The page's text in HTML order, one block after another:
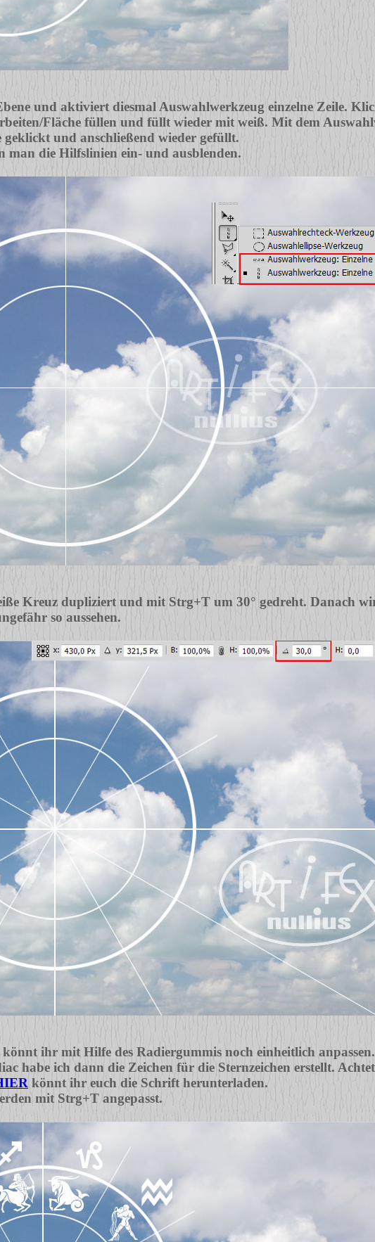
und aktiviert diesmal Auswahlwerkzeug einzelne Zeile.
Fläche füllen und füllt wieder mit weiß. Mit dem
geklickt und anschließend wieder gefüllt.
die Hilfslinien ein- und ausblenden.
Kreuz dupliziert und mit Strg+T um 30° gedreht. Danach
so aussehen.
ihr mit Hilfe des Radiergummis noch einheitlich anpassen.
habe ich dann die Zeichen für die Sternzeichen erstellt.
könnt ihr euch die Schrift herunterladen.
mit Strg+T angepasst.